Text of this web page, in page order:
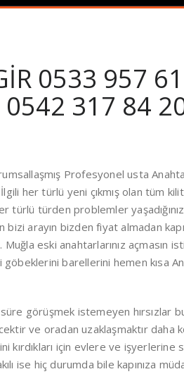
0533 957
0542 317 84
Profesyonel usta
her türlü yeni çıkmış olan tüm
türlü türden problemler
arayın bizden fiyat almadan
eski anahtarlarınız açmasın
göbeklerini barellerini hemen kısa
süre görüşmek istemeyen
ve oradan uzaklaşmaktır daha
kırdıkları için evlere ve
ise hiç durumda bile kapınıza